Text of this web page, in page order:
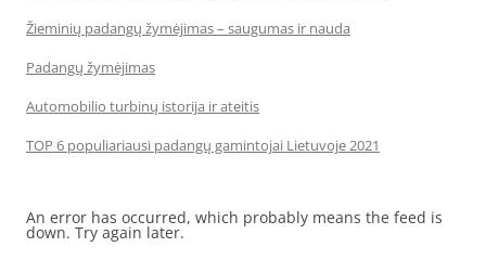
Žieminių padangų žymėjimas – saugumas ir nauda
Padangų žymėjimas
Automobilio turbinų istorija ir ateitis
TOP 6 populiariausi padangų gamintojai Lietuvoje 2021
An error has occurred, which probably means the feed is
down. Try again later.